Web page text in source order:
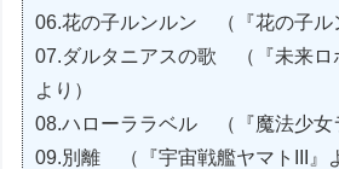
06.花の子ルンルン （『花の子ル
07.ダルタニアスの歌 （『未来ロ
より）
08.ハローララベル （『魔法少女
09.別離 （『宇宙戦艦ヤマトIII』